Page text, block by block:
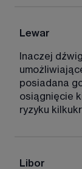
Lewar
Inaczej
posiadana
osiągnięcie
ryzyku
Libor